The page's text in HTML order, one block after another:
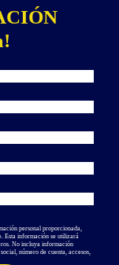
personal proporcionada,
Esta información se utilizará
No incluya información
número de cuenta, accesos,